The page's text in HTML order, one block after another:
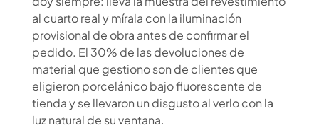
al cuarto real y mírala con la iluminación
provisional de obra antes de confirmar el
pedido. El 30% de las devoluciones de
material que gestiono son de clientes que
eligieron porcelánico bajo fluorescente de
tienda y se llevaron un disgusto al verlo con la
luz natural de su ventana.